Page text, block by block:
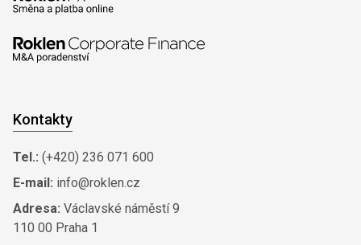
Kontakty
Tel.: (+420) 236 071 600
E-mail: info@roklen.cz
Adresa: Václavské náměstí 9
110 00 Praha 1